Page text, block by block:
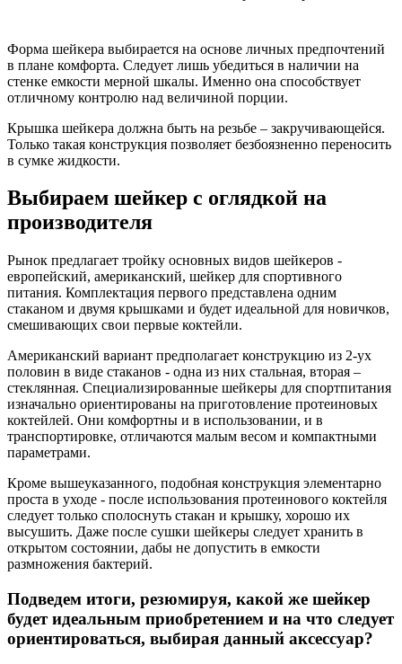
Форма шейкера выбирается на основе личных предпочтений
в плане комфорта. Следует лишь убедиться в наличии на
стенке емкости мерной шкалы. Именно она способствует
отличному контролю над величиной порции.
Крышка шейкера должна быть на резьбе – закручивающейся.
Только такая конструкция позволяет безбоязненно переносить
в сумке жидкости.
Выбираем шейкер с оглядкой на
производителя
Рынок предлагает тройку основных видов шейкеров -
европейский, американский, шейкер для спортивного
питания. Комплектация первого представлена одним
стаканом и двумя крышками и будет идеальной для новичков,
смешивающих свои первые коктейли.
Американский вариант предполагает конструкцию из 2-ух
половин в виде стаканов - одна из них стальная, вторая –
стеклянная. Специализированные шейкеры для спортпитания
изначально ориентированы на приготовление протеиновых
коктейлей. Они комфортны и в использовании, и в
транспортировке, отличаются малым весом и компактными
параметрами.
Кроме вышеуказанного, подобная конструкция элементарно
проста в уходе - после использования протеинового коктейля
следует только сполоснуть стакан и крышку, хорошо их
высушить. Даже после сушки шейкеры следует хранить в
открытом состоянии, дабы не допустить в емкости
размножения бактерий.
Подведем итоги, резюмируя, какой же шейкер
будет идеальным приобретением и на что следует
ориентироваться, выбирая данный аксессуар?